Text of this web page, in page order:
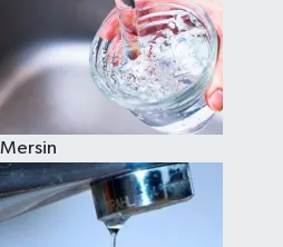
Mersin